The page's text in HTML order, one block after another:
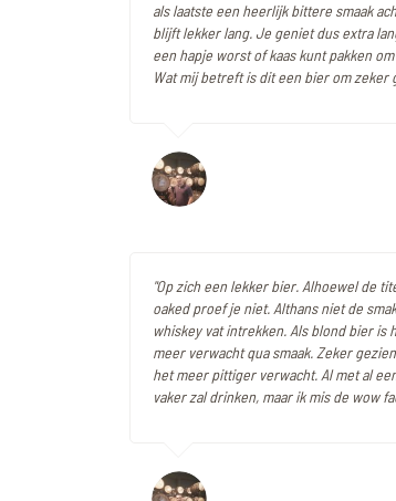
als laatste een heerlijk bittere smaak
blijft lekker lang. Je geniet dus extra
een hapje worst of kaas kunt pakken
Wat mij betreft is dit een bier om zeker
"Op zich een lekker bier. Alhoewel de
oaked proef je niet. Althans niet de
whiskey vat intrekken. Als blond bier is
meer verwacht qua smaak. Zeker
het meer pittiger verwacht. Al met al
vaker zal drinken, maar ik mis de wow